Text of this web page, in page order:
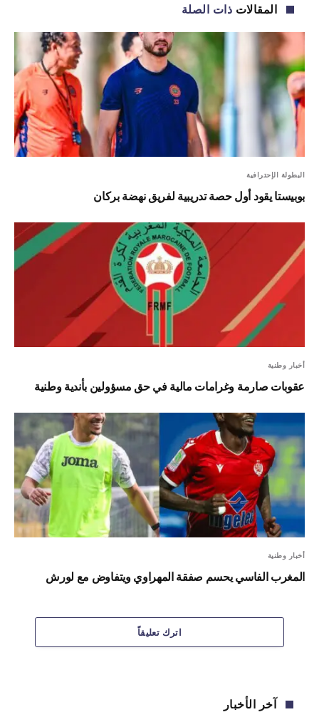
المقالات ذات الصلة
البطولة الإحترافية
بوبيستا يقود أول حصة تدريبية لفريق نهضة بركان
أخبار وطنية
عقوبات صارمة وغرامات مالية في حق مسؤولين بأندية وطنية
أخبار وطنية
المغرب الفاسي يحسم صفقة المهراوي ويتفاوض مع لورش
اترك تعليقاً
آخر الأخبار